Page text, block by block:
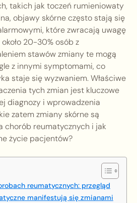
takich jak toczeń rumieniowaty
objawy skórne często stają się
które zwracają uwagę
20-30% osób z
stawów zmiany te mogą
z innymi symptomami, co
staje się wyzwaniem. Właściwe
tych zmian jest kluczowe
diagnozy i wprowadzenia
zatem zmiany skórne są
chorób reumatycznych i jak
życie pacjentów?
reumatycznych: przegląd
manifestują się zmianami